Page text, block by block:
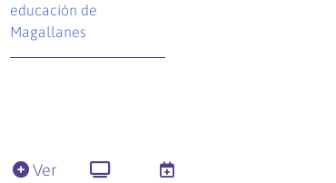
educación de
Magallanes
Ver